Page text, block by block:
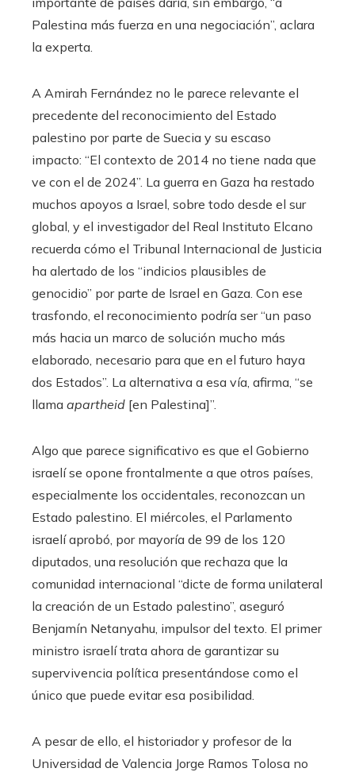
Palestina más fuerza en una negociación”, aclara
la experta.
A Amirah Fernández no le parece relevante el
precedente del reconocimiento del Estado
palestino por parte de Suecia y su escaso
impacto: “El contexto de 2014 no tiene nada que
ve con el de 2024”. La guerra en Gaza ha restado
muchos apoyos a Israel, sobre todo desde el sur
global, y el investigador del Real Instituto Elcano
recuerda cómo el Tribunal Internacional de Justicia
ha alertado de los “indicios plausibles de
genocidio” por parte de Israel en Gaza. Con ese
trasfondo, el reconocimiento podría ser “un paso
más hacia un marco de solución mucho más
elaborado, necesario para que en el futuro haya
dos Estados”. La alternativa a esa vía, afirma, “se
llama apartheid [en Palestina]”.
Algo que parece significativo es que el Gobierno
israelí se opone frontalmente a que otros países,
especialmente los occidentales, reconozcan un
Estado palestino. El miércoles, el Parlamento
israelí aprobó, por mayoría de 99 de los 120
diputados, una resolución que rechaza que la
comunidad internacional “dicte de forma unilateral
la creación de un Estado palestino”, aseguró
Benjamín Netanyahu, impulsor del texto. El primer
ministro israelí trata ahora de garantizar su
supervivencia política presentándose como el
único que puede evitar esa posibilidad.
A pesar de ello, el historiador y profesor de la
Universidad de Valencia Jorge Ramos Tolosa no